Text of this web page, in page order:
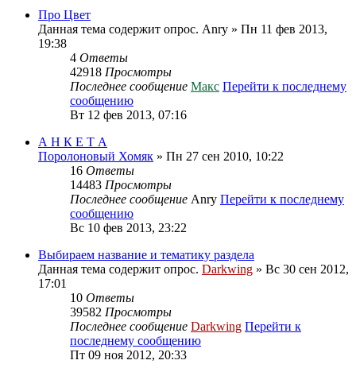
Про Цвет
Данная тема содержит опрос. Anry » Пн 11 фев 2013,
19:38
4 Ответы
42918 Просмотры
Последнее сообщение Макс Перейти к последнему
сообщению
Вт 12 фев 2013, 07:16
А Н К Е Т А
Поролоновый Хомяк » Пн 27 сен 2010, 10:22
16 Ответы
14483 Просмотры
Последнее сообщение Anry Перейти к последнему
сообщению
Вс 10 фев 2013, 23:22
Выбираем название и тематику раздела
Данная тема содержит опрос. Darkwing » Вс 30 сен 2012,
17:01
10 Ответы
39582 Просмотры
Последнее сообщение Darkwing Перейти к
последнему сообщению
Пт 09 ноя 2012, 20:33